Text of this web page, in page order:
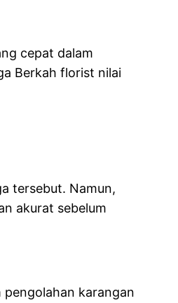
cepat dalam
Berkah florist nilai
tersebut. Namun,
akurat sebelum
pengolahan karangan